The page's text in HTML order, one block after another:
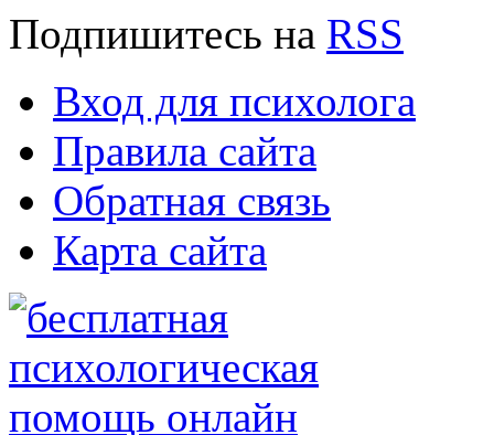
Подпишитесь на RSS
Вход для психолога
Правила сайта
Обратная связь
Карта сайта